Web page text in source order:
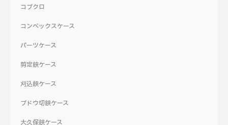
コブクロ
コンベックスケース
パーツケース
剪定鋏ケース
刈込鋏ケース
ブドウ切鋏ケース
大久保鋏ケース